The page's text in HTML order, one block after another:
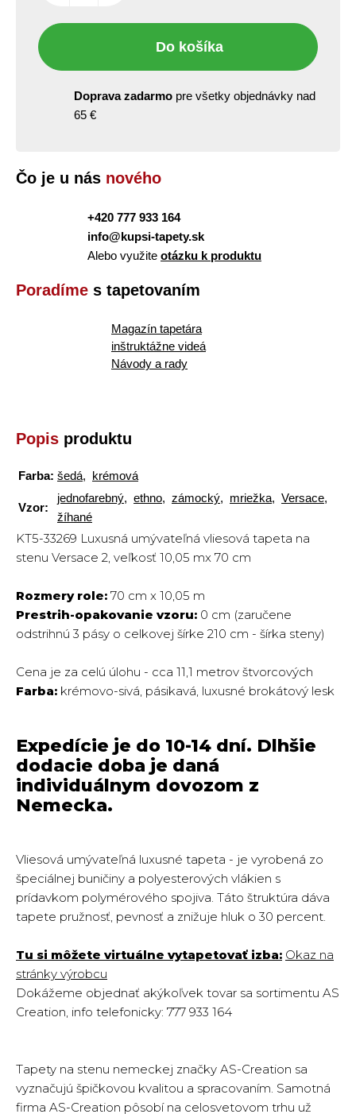
Do košíka
Doprava zadarmo pre všetky objednávky nad
65 €
Čo je u nás nového
+420 777 933 164
info@kupsi-tapety.sk
Alebo využite otázku k produktu
Poradíme s tapetovaním
Magazín tapetára
inštruktážne videá
Návody a rady
Popis produktu
Farba: šedá, krémová
Vzor:
jednofarebný, ethno, zámocký, mriežka, Versace,
žíhané
KT5-33269 Luxusná umývateľná vliesová tapeta na
stenu Versace 2, veľkosť 10,05 mx 70 cm
Rozmery role: 70 cm x 10,05 m
Prestrih-opakovanie vzoru: 0 cm (zaručene
odstrihnú 3 pásy o celkovej šírke 210 cm - šírka steny)
Cena je za celú úlohu - cca 11,1 metrov štvorcových
Farba: krémovo-sivá, pásikavá, luxusné brokátový lesk
Expedície je do 10-14 dní. Dlhšie
dodacie doba je daná
individuálnym dovozom z
Nemecka.
Vliesová umývateľná luxusné tapeta - je vyrobená zo
špeciálnej buničiny a polyesterových vlákien s
prídavkom polymérového spojiva. Táto štruktúra dáva
tapete pružnosť, pevnosť a znižuje hluk o 30 percent.
Tu si môžete virtuálne vytapetovať izba: Okaz na
stránky výrobcu
Dokážeme objednať akýkoľvek tovar sa sortimentu AS
Creation, info telefonicky: 777 933 164
Tapety na stenu nemeckej značky AS-Creation sa
vyznačujú špičkovou kvalitou a spracovaním. Samotná
firma AS-Creation pôsobí na celosvetovom trhu už